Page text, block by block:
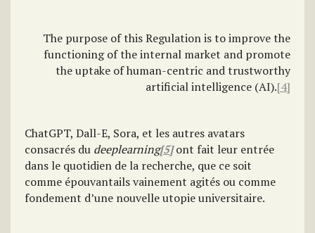
The purpose of this Regulation is to improve the
functioning of the internal market and promote
the uptake of human-centric and trustworthy
artificial intelligence (AI).[4]
ChatGPT, Dall-E, Sora, et les autres avatars
consacrés du deeplearning[5]ont fait leur entrée
dans le quotidien de la recherche, que ce soit
comme épouvantails vainement agités ou comme
fondement d’une nouvelle utopie universitaire.